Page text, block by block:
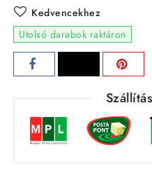
Kedvencekhez
Utolsó darabok raktáron